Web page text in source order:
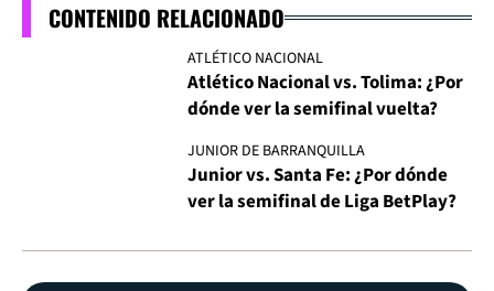
CONTENIDO RELACIONADO
ATLÉTICO NACIONAL
Atlético Nacional vs. Tolima: ¿Por
dónde ver la semifinal vuelta?
JUNIOR DE BARRANQUILLA
Junior vs. Santa Fe: ¿Por dónde
ver la semifinal de Liga BetPlay?